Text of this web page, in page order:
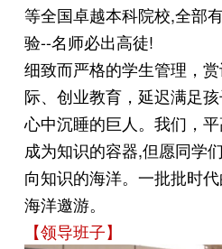
等全国卓越本科院校,全部
验--名师必出高徒!
细致而严格的学生管理，
际、创业教育，延迟满足
心中沉睡的巨人。我们，
成为知识的容器,但愿同学
向知识的海洋。一批批时
海洋邀游。
【领导班子】